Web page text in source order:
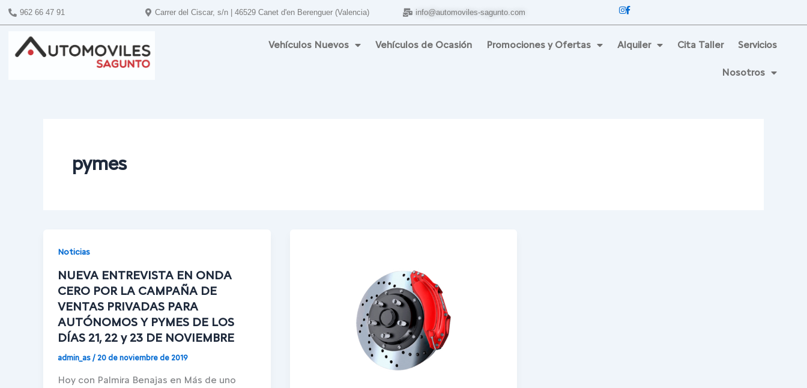
al
contenido
962 66 47 91 Carrer del Ciscar, s/n | 46529 Canet d'en Berenguer (Valencia) info@automoviles-sagunto.com
Vehículos Nuevos Vehículos de Ocasión Promociones y Ofertas Alquiler Cita Taller Servicios
Nosotros
pymes
Noticias
NUEVA ENTREVISTA EN ONDA
CERO POR LA CAMPAÑA DE
VENTAS PRIVADAS PARA
AUTÓNOMOS Y PYMES DE LOS
DÍAS 21, 22 y 23 DE NOVIEMBRE
admin_as / 20 de noviembre de 2019
Hoy con Palmira Benajas en Más de uno